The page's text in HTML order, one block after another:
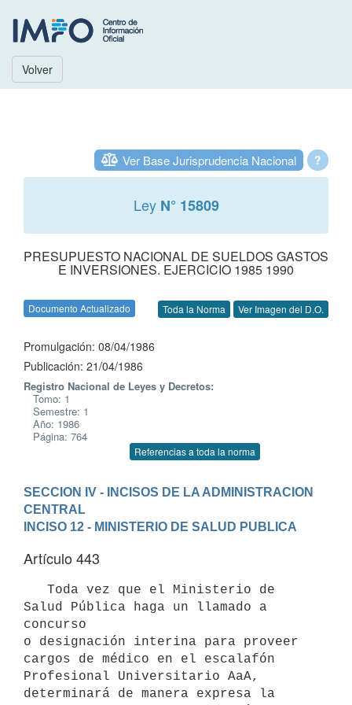
Volver
?
Ver Base Jurisprudencia Nacional
Ley N° 15809
PRESUPUESTO NACIONAL DE SUELDOS GASTOS
E INVERSIONES. EJERCICIO 1985 1990
Documento Actualizado Toda la Norma Ver Imagen del D.O.
Promulgación: 08/04/1986
Publicación: 21/04/1986
Registro Nacional de Leyes y Decretos:
Tomo: 1
Semestre: 1
Año: 1986
Página: 764
Referencias a toda la norma
SECCION IV - INCISOS DE LA ADMINISTRACION
CENTRAL
INCISO 12 - MINISTERIO DE SALUD PUBLICA
Artículo 443
Salud Pública haga un llamado a
concurso
o designación interina para proveer
cargos de médico en el escalafón
Profesional Universitario AaA,
determinará de manera expresa la